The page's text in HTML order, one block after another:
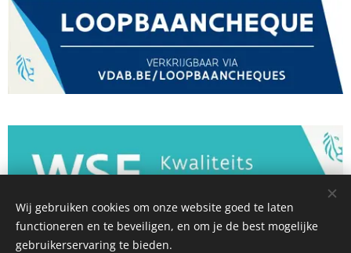
Wij gebruiken cookies om onze website goed te laten
functioneren en te beveiligen, en om je de best mogelijke
gebruikerservaring te bieden.